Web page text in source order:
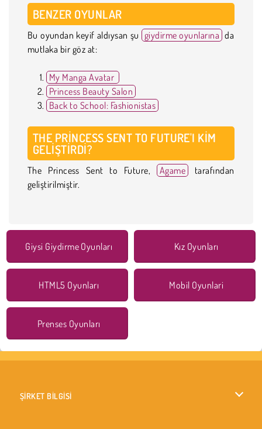
BENZER OYUNLAR
Bu oyundan keyif aldıysan şu giydirme oyunlarına da
mutlaka bir göz at:
My Manga Avatar
Princess Beauty Salon
Back to School: Fashionistas
THE PRINCESS SENT TO FUTURE'I KIM
GELIŞTIRDI?
The Princess Sent to Future, Agame
tarafından
geliştirilmiştir.
Giysi Giydirme Oyunları Kız Oyunları
HTML5 Oyunları Mobil Oyunlari
Prenses Oyunları
ŞİRKET BİLGİSİ